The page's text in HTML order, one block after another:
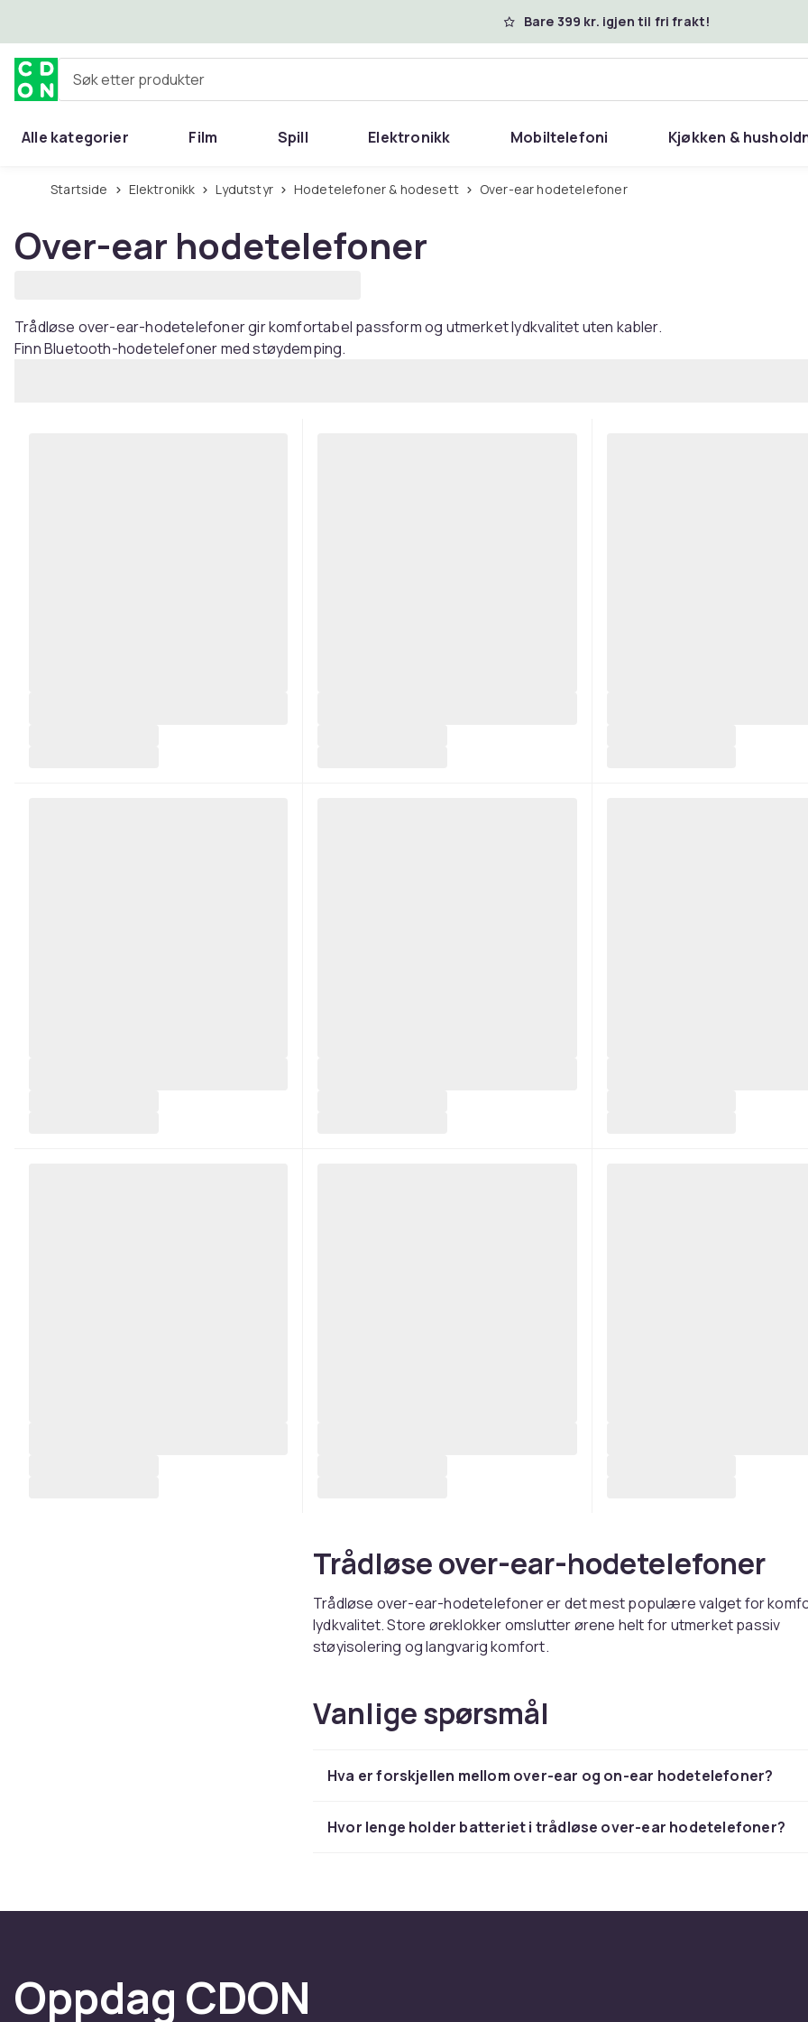
Bare 399 kr. igjen til fri frakt!
Søk etter produkter
Alle kategorier Film Spill Elektronikk Mobiltelefoni Kjøkken &
Startside Elektronikk Lydutstyr Hodetelefoner & hodesett Over-ear hodetelefoner
Over-ear hodetelefoner
Trådløse over-ear-hodetelefoner gir komfortabel passform og utmerket lydkvalitet uten kabler.
Finn Bluetooth-hodetelefoner med støydemping.
Trådløse over-ear-hodetelefoner
Trådløse over-ear-hodetelefoner er det mest populære valget for
lydkvalitet. Store øreklokker omslutter ørene helt for utmerket passiv
støyisolering og langvarig komfort.
Aktiv støydemping
ANC-teknologi eliminerer bakgrunnsstøy for uforstyrret lytting.
Moderne modeller gir hele dagen med en lading. Hurtiglading gir en times
Ledende merker
Vanlige spørsmål
Hva er forskjellen mellom over-ear og on-ear hodetelefoner?
Hvor lenge holder batteriet i trådløse over-ear hodetelefoner?
Oppdag CDON